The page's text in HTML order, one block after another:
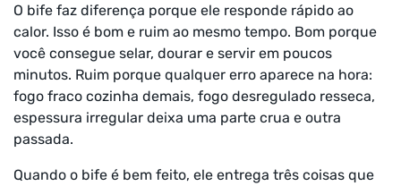
O bife faz diferença porque ele responde rápido ao
calor. Isso é bom e ruim ao mesmo tempo. Bom porque
você consegue selar, dourar e servir em poucos
minutos. Ruim porque qualquer erro aparece na hora:
fogo fraco cozinha demais, fogo desregulado resseca,
espessura irregular deixa uma parte crua e outra
passada.
Quando o bife é bem feito, ele entrega três coisas que